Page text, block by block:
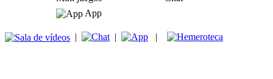
App
| | |